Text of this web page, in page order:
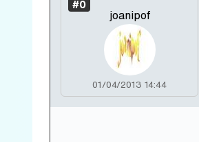
#0
joanipof
01/04/2013 14:44